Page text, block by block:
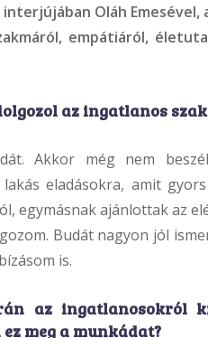
Oláh
empátiáról,
az ingatlanos
Akkor még nem
eladásokra, amit
egymásnak ajánlottak az
Budát nagyon jól
is.
az ingatlanosokról
meg a munkádat?